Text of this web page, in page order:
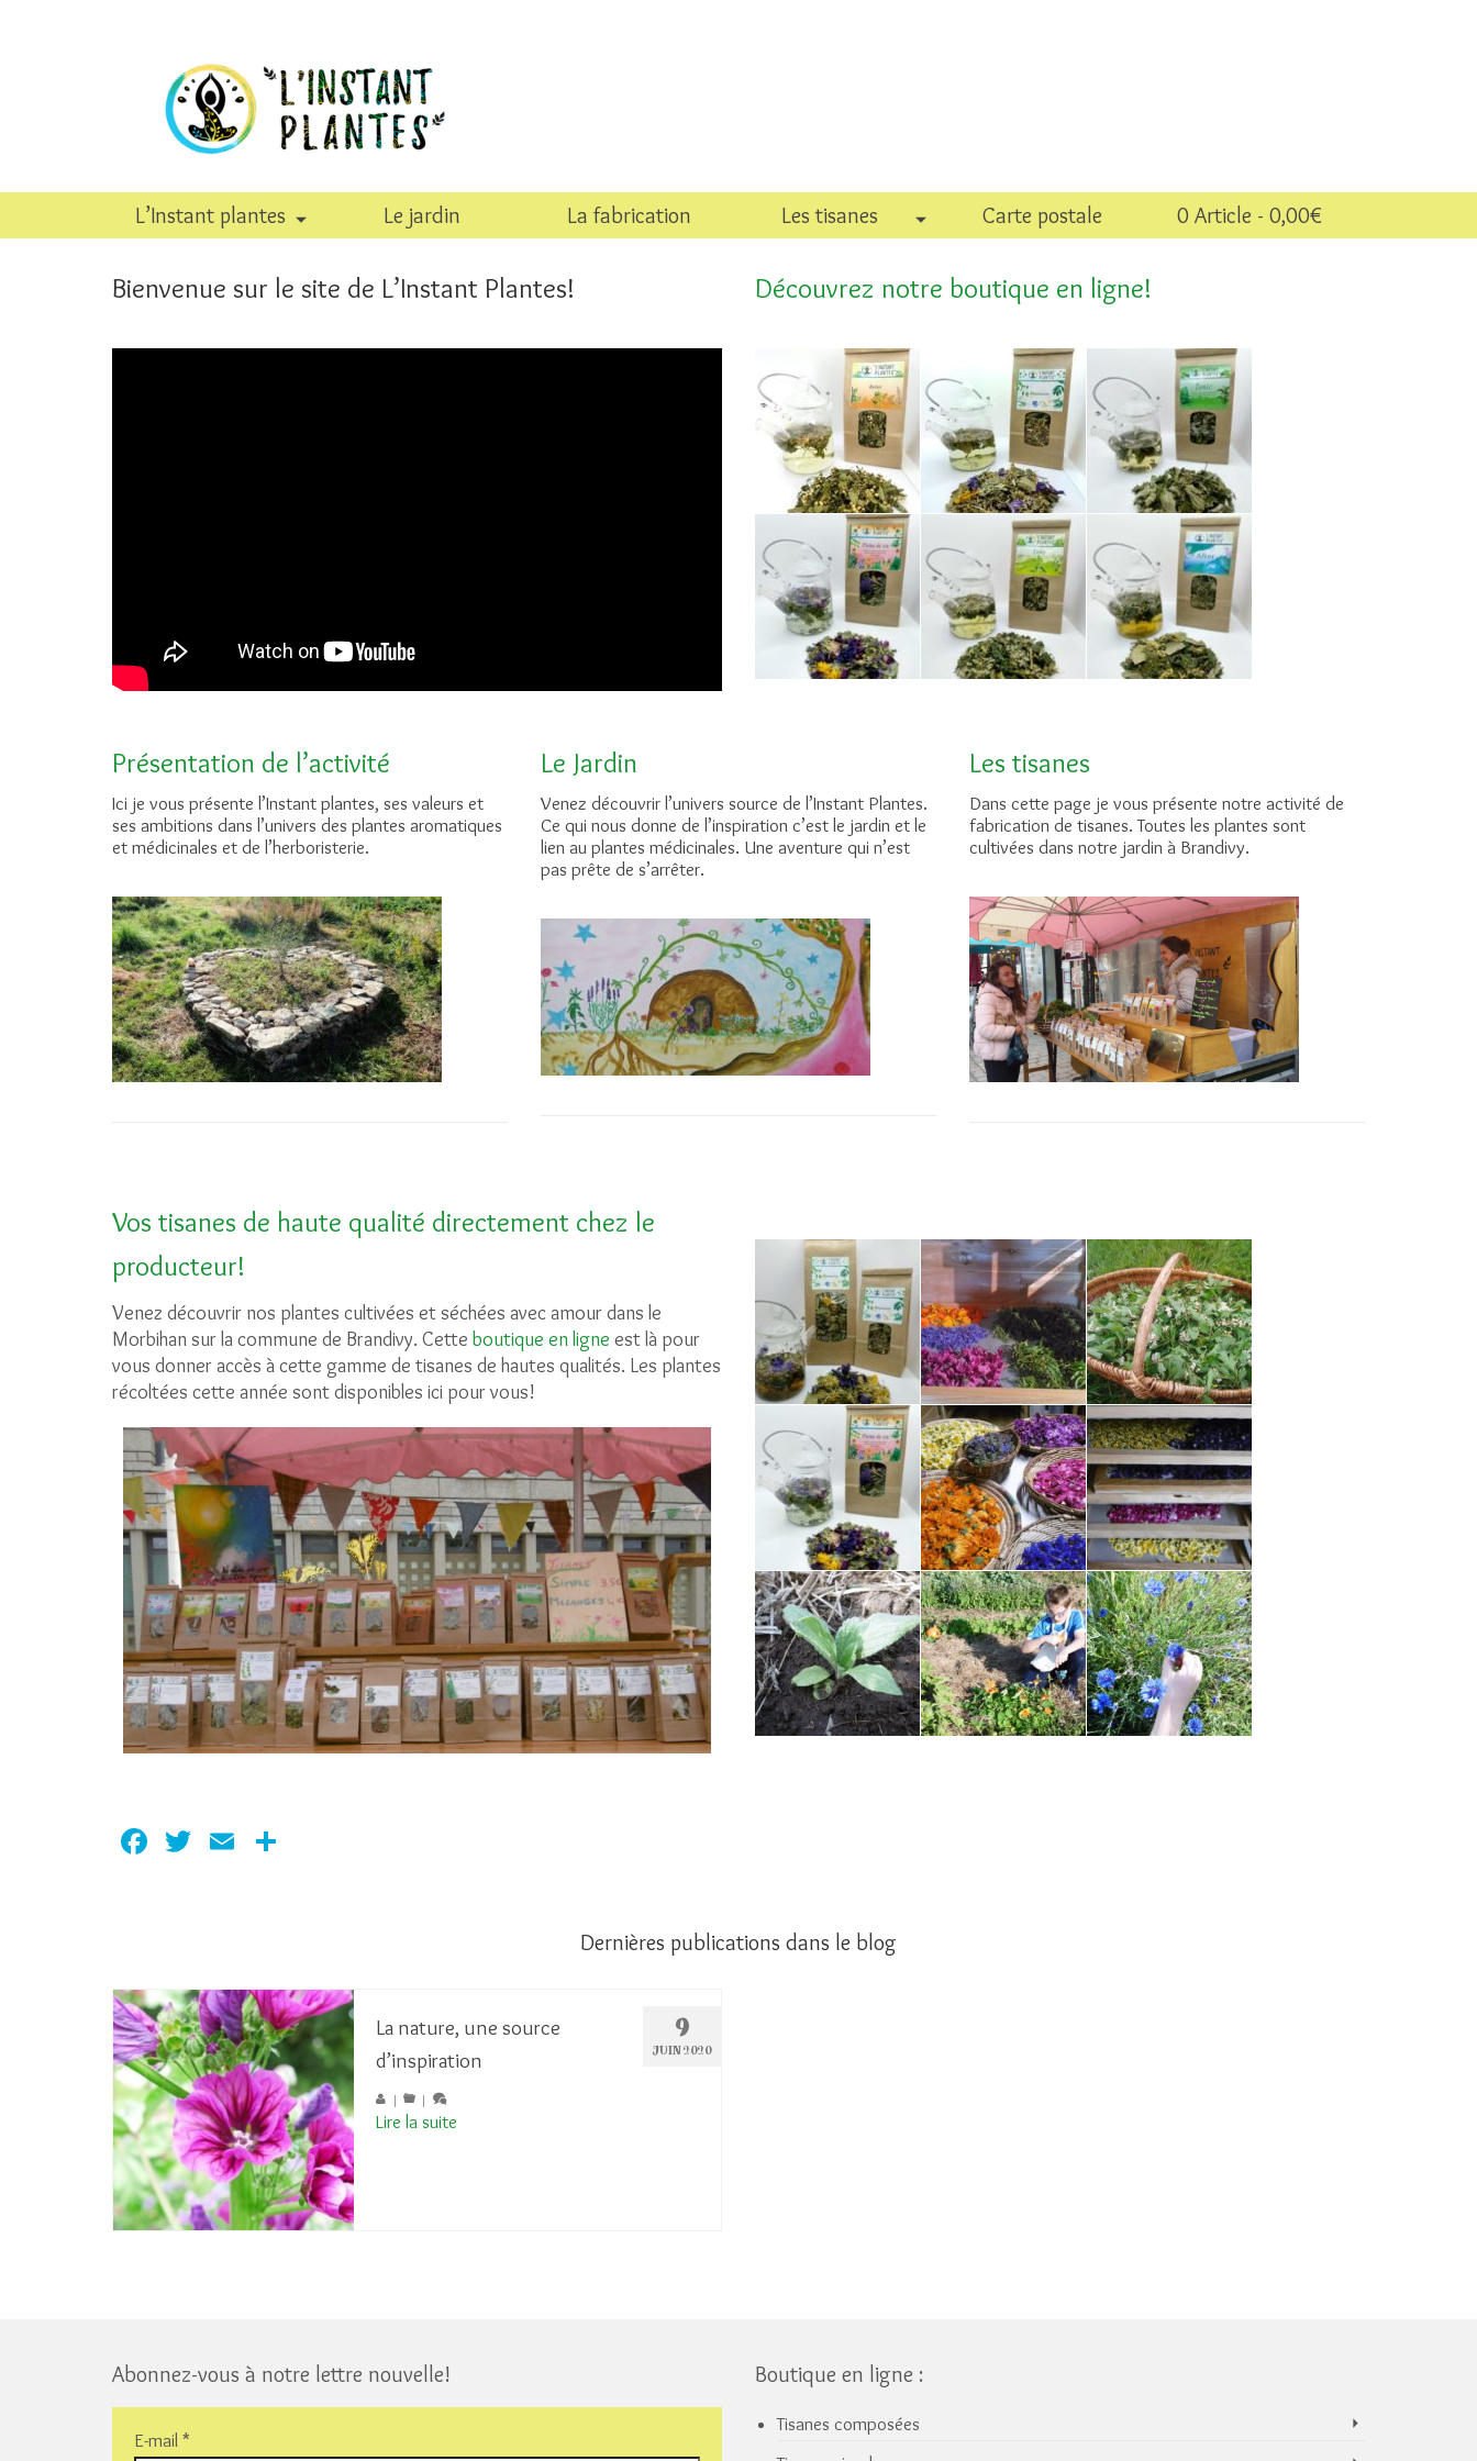
L’Instant plantes Le jardin La fabrication Les tisanes Carte postale 0 Article 0,00€
Bienvenue sur le site de L’Instant Plantes! Découvrez notre boutique en ligne!
Présentation de l’activité
Ici je vous présente l’Instant plantes, ses valeurs et
ses ambitions dans l’univers des plantes aromatiques
et médicinales et de l’herboristerie.
Le Jardin
Venez découvrir l’univers source de l’Instant Plantes.
Ce qui nous donne de l’inspiration c’est le jardin et le
lien au plantes médicinales. Une aventure qui n’est
pas prête de s’arrêter.
Les tisanes
Dans cette page je vous présente notre activité de
fabrication de tisanes. Toutes les plantes sont
cultivées dans notre jardin à Brandivy.
Vos tisanes de haute qualité directement chez le
producteur!
Venez découvrir nos plantes cultivées et séchées avec amour dans le
Morbihan sur la commune de Brandivy. Cette boutique en ligne est là pour
vous donner accès à cette gamme de tisanes de hautes qualités. Les plantes
récoltées cette année sont disponibles ici pour vous!
Facebook
TwitterEmail
Dernières publications dans le blog
9
JUIN 2020
La nature, une source
d’inspiration
| |
Lire la suite
Abonnez-vous à notre lettre nouvelle!
E-mail *
Boutique en ligne :
Tisanes composées